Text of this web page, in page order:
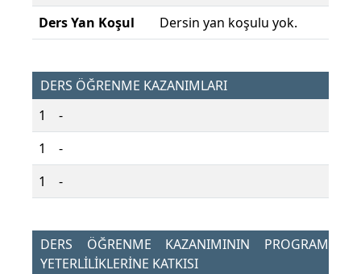
Ders Yan Koşul
Dersin yan koşulu yok.
DERS ÖĞRENME KAZANIMLARI
1
-
1
-
1
-
DERS ÖĞRENME KAZANIMININ PROGRAM
YETERLİLİKLERİNE KATKISI